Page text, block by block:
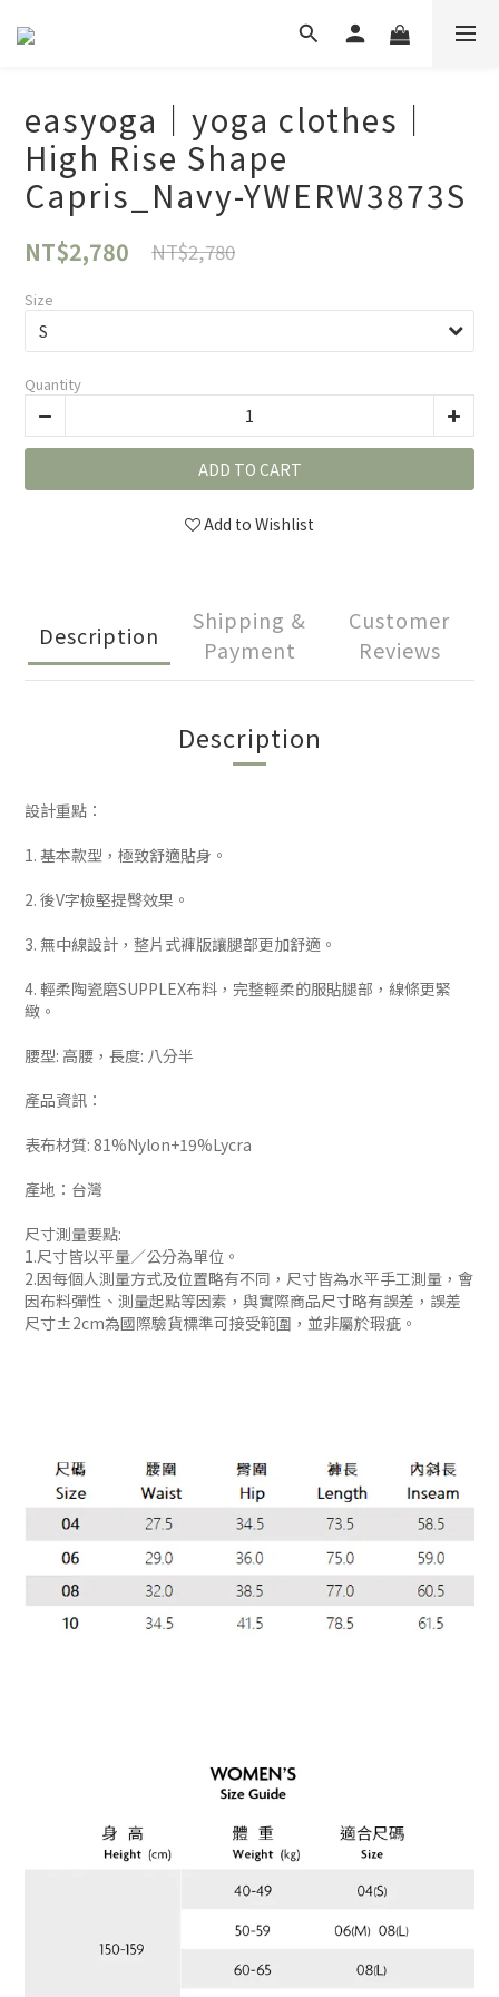
easyoga｜yoga clothes｜
High Rise Shape
Capris_Navy-YWERW3873S
NT$2,780 NT$2,780
Size
Quantity
ADD TO CART
Add to Wishlist
Description
Shipping &
Payment
Customer
Reviews
Description
設計重點：
1. 基本款型，極致舒適貼身。
2. 後V字檢堅提臀效果。
3. 無中線設計，整片式褲版讓腿部更加舒適。
4. 輕柔陶瓷磨SUPPLEX布料，完整輕柔的服貼腿部，線條更緊
緻。
腰型: 高腰，長度: 八分半
產品資訊：
表布材質: 81%Nylon+19%Lycra
產地：台灣
尺寸測量要點:
1.尺寸皆以平量／公分為單位。
2.因每個人測量方式及位置略有不同，尺寸皆為水平手工測量，會
因布料彈性、測量起點等因素，與實際商品尺寸略有誤差，誤差
尺寸±2cm為國際驗貨標準可接受範圍，並非屬於瑕疵。